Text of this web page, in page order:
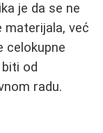
je da se ne
materijala, već
celokupne
od
radu.